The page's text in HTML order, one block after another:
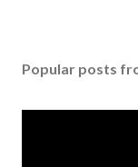
Popular posts